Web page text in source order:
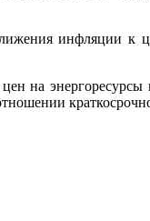
инфляции к
на